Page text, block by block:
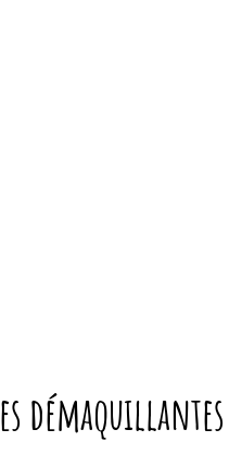
démaquillantes